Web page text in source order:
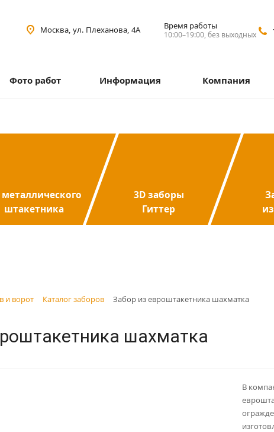
Время работы
10:00–19:00, без выходных
Москва, ул. Плеханова, 4А
Фото работ Информация Компания
штакетника
3D заборы
Гиттер
и ворот Каталог заборов Забор из евроштакетника шахматка
шахматка
В